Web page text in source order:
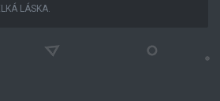
LÁSKA.